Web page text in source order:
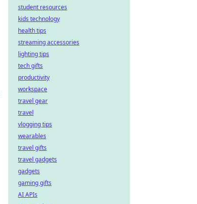
student resources
kids technology
health tips
streaming accessories
lighting tips
tech gifts
productivity
workspace
travel gear
travel
vlogging tips
wearables
travel gifts
travel gadgets
gadgets
gaming gifts
AI APIs